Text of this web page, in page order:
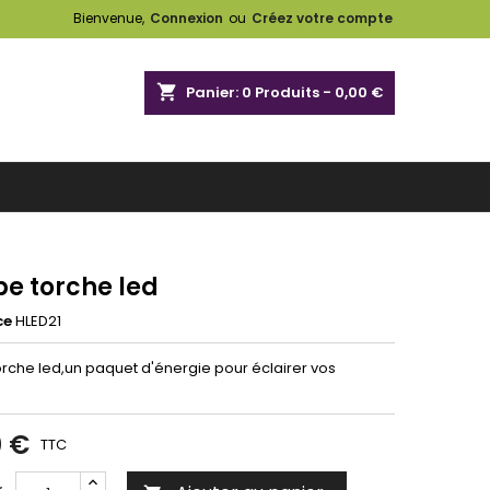
Bienvenue, Connexion ou Créez votre compte
shopping_cart Panier: 0 Produits - 0,00 €
torche led
HLED21
led,un paquet d'énergie pour éclairer vos
€ TTC